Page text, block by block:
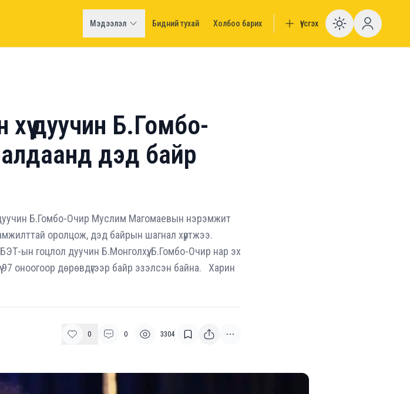
Мэдээлэл Бидний тухай Холбоо барих Үүсгэх Enable
дуучин Б.Гомбо-
дэд байр
Б.Гомбо-Очир Муслим Магомаевын нэрэмжит
оролцож, дэд байрын шагнал хүртжээ.
ын гоцлол дуучин Б.Монголхүү, Б.Гомбо-Очир нар эх
оноогоор дөрөвдүгээр байр эзэлсэн байна. Харин
0 0 3304